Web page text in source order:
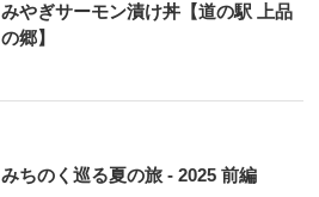
みやぎサーモン漬け丼【道の駅 上品
の郷】
みちのく巡る夏の旅 - 2025 前編